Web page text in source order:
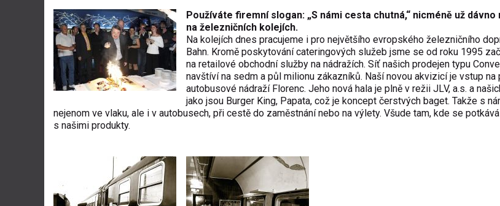
Používáte firemní slogan: „S námi cesta chutná,“ nicméně už
na železničních kolejích.
Na kolejích dnes pracujeme i pro největšího evropského železničního
Bahn. Kromě poskytování cateringových služeb jsme se od roku 1995
na retailové obchodní služby na nádražích. Síť našich prodejen typu
navštíví na sedm a půl milionu zákazníků. Naší novou akvizicí je vstup na
autobusové nádraží Florenc. Jeho nová hala je plně v režii JLV, a.s. a
jako jsou Burger King, Papata, což je koncept čerstvých baget. Takže s
nejenom ve vlaku, ale i v autobusech, při cestě do zaměstnání nebo na výlety. Všude tam, kde se
s našimi produkty.